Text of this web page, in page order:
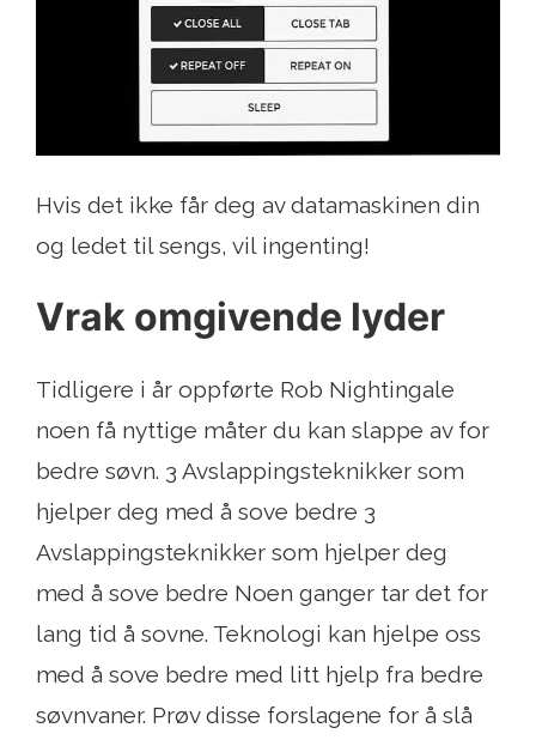
Hvis det ikke får deg av datamaskinen din
og ledet til sengs, vil ingenting!
Vrak omgivende lyder
Tidligere i år oppførte Rob Nightingale
noen få nyttige måter du kan slappe av for
bedre søvn. 3 Avslappingsteknikker som
hjelper deg med å sove bedre 3
Avslappingsteknikker som hjelper deg
med å sove bedre Noen ganger tar det for
lang tid å sovne. Teknologi kan hjelpe oss
med å sove bedre med litt hjelp fra bedre
søvnvaner. Prøv disse forslagene for å slå